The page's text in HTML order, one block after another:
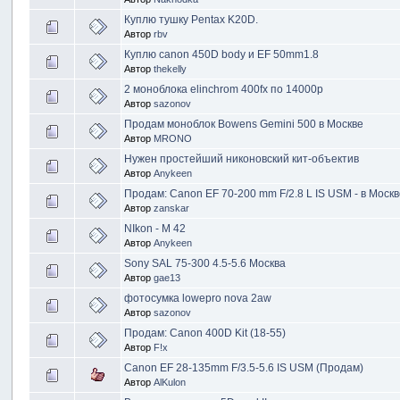
Куплю тушку Pentax K20D.
Авторrbv
Куплю canon 450D body и EF 50mm1.8
Авторthekelly
2 моноблока elinchrom 400fx по 14000р
Авторsazonov
Продам моноблок Bowens Gemini 500 в Москве
Автор MRONO
Нужен простейший никоновский кит-объектив
АвторAnykeen
Продам: Canon EF 70-200 mm F/2.8 L IS USM - в
Авторzanskar
NIkon - M 42
АвторAnykeen
Sony SAL 75-300 4.5-5.6 Москва
Авторgae13
фотосумка lowepro nova 2aw
Авторsazonov
Продам: Canon 400D Kit (18-55)
Автор F!x
Canon EF 28-135mm F/3.5-5.6 IS USM (Продам)
АвторAlKulon